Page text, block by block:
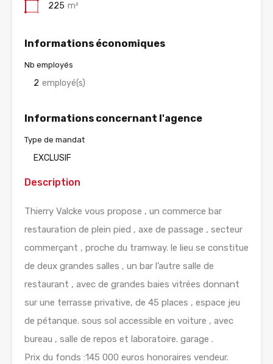
225 m²
Informations économiques
Nb employés
2 employé(s)
Informations concernant l'agence
Type de mandat
EXCLUSIF
Description
Thierry Valcke vous propose , un commerce bar
restauration de plein pied , axe de passage , secteur
commerçant , proche du tramway. le lieu se constitue
de deux grandes salles , un bar l’autre salle de
restaurant , avec de grandes baies vitrées donnant
sur une terrasse privative, de 45 places , espace jeu
de pétanque. sous sol accessible en voiture , avec
bureau , salle de repos et laboratoire. garage .
Prix du fonds :145 000 euros honoraires vendeur.